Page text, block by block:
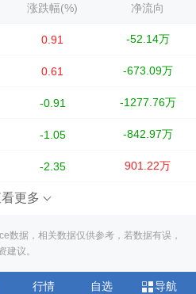
涨跌幅(%) 净流向
0.91 -52.14万
0.61 -673.09万
-0.91 -1277.76万
-1.05 -842.97万
-2.35 901.22万
更多
数据，相关数据仅供参考，若数据有误，
建议。
行情 自选 导航